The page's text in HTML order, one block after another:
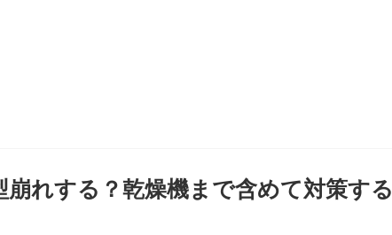
れする？乾燥機まで含めて対策する